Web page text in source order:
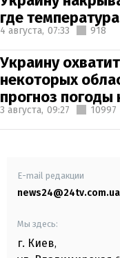
где
4 августа, 07:33 918
Украину
некоторых
прогноз погоды
3 августа, 09:27 10997
E-mail редакции
news24@24tv.com.ua
Мы здесь:
г. Киев,